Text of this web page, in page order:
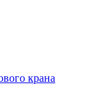
крана